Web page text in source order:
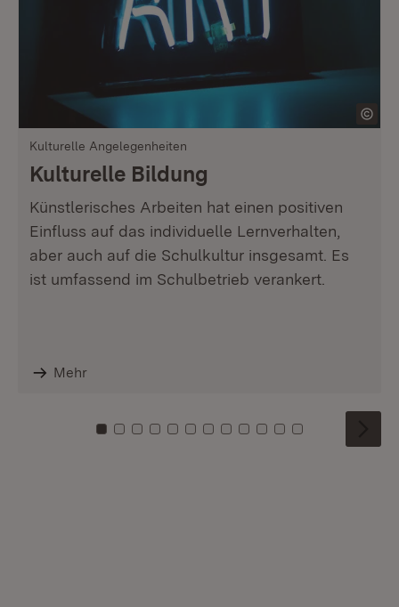
Kulturelle Angelegenheiten
Kulturelle Bildung
Künstlerisches Arbeiten hat einen positiven
Einfluss auf das individuelle Lernverhalten,
aber auch auf die Schulkultur insgesamt. Es
ist umfassend im Schulbetrieb verankert.
Mehr
Zu Kachel: 0
Zu Kachel: 1
Zu Kachel: 2
Zu Kachel: 3
Zu Kachel: 4
Zu Kachel: 5
Zu Kachel: 6
Zu Kachel: 7
Zu Kachel: 8
Zu Kachel: 9
Zu Kachel: 10
Zu Kachel: 11